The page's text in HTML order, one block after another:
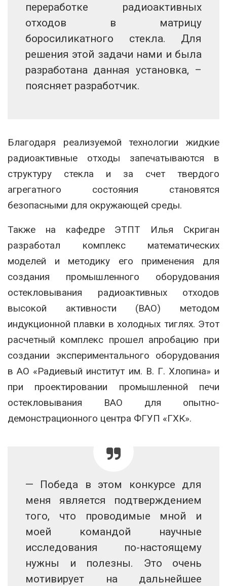
переработке радиоактивных
отходов в матрицу
боросиликатного стекла. Для
решения этой задачи нами и была
разработана данная установка, –
поясняет разработчик.
Благодаря реализуемой технологии жидкие
радиоактивные отходы запечатываются в
структуру стекла и за счет твердого
агрегатного состояния становятся
безопасными для окружающей среды.
Также на кафедре ЭТПТ Илья Скриган
разработал комплекс математических
моделей и методику его применения для
создания промышленного оборудования
остекловывания радиоактивных отходов
высокой активности (ВАО) методом
индукционной плавки в холодных тиглях. Этот
расчетный комплекс прошел апробацию при
создании экспериментального оборудования
в АО «Радиевый институт им. В. Г. Хлопина» и
при проектировании промышленной печи
остекловывания ВАО для опытно-
демонстрационного центра ФГУП «ГХК».
— Победа в этом конкурсе для
меня является подтверждением
того, что проводимые мной и
моей командой научные
исследования по-настоящему
нужны и полезны. Это очень
мотивирует на дальнейшее